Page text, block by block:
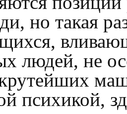
но такая
людей, не
психикой,